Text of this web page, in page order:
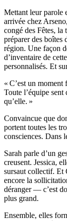
Mettant leur parole
arrivée chez
congé des Fêtes, la
préparer des boîtes
région. Une façon
d’inventaire de
personnalisés. Et
« C’est un moment
Toute l’équipe sent
qu’elle. »
Convaincue que
portent toutes les
consciences. Dans
Sarah parle d’un
creusent. Jessica,
sursaut collectif. Et
encore la
déranger — c’est
plus grand.
Ensemble, elles